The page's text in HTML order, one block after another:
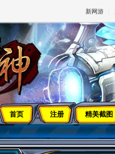
新网游
首页 注册 精美截图